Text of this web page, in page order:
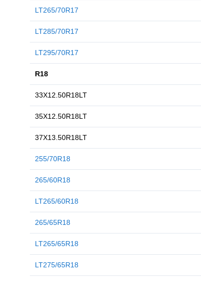
LT265/70R17
LT285/70R17
LT295/70R17
R18
33X12.50R18LT
35X12.50R18LT
37X13.50R18LT
255/70R18
265/60R18
LT265/60R18
265/65R18
LT265/65R18
LT275/65R18